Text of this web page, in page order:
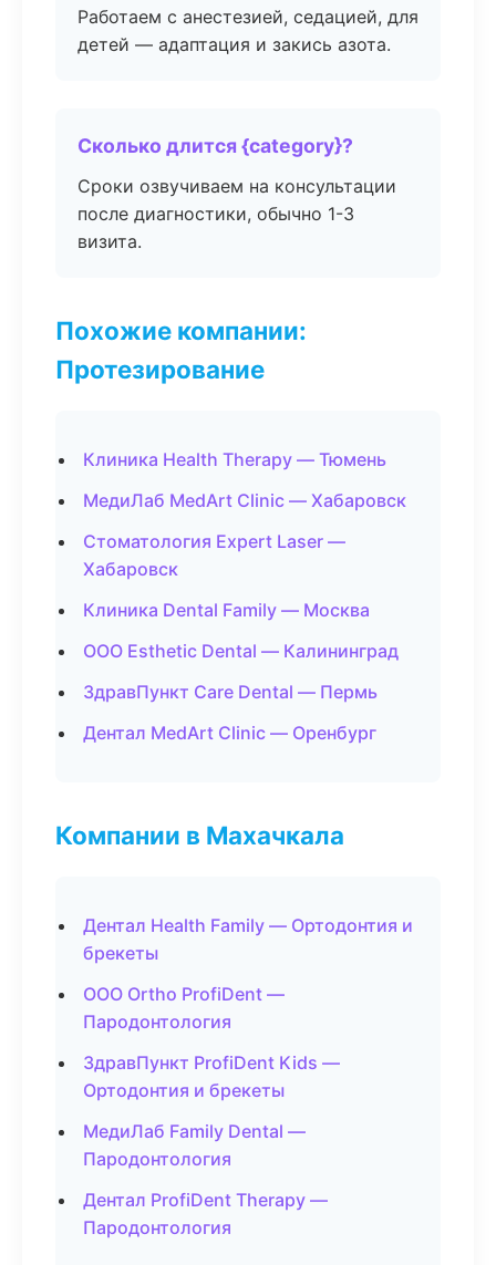
Работаем с анестезией, седацией, для
детей — адаптация и закись азота.
Сколько длится {category}?
Сроки озвучиваем на консультации
после диагностики, обычно 1-3
визита.
Похожие компании:
Протезирование
Клиника Health Therapy — Тюмень
МедиЛаб MedArt Clinic — Хабаровск
Стоматология Expert Laser —
Хабаровск
Клиника Dental Family — Москва
ООО Esthetic Dental — Калининград
ЗдравПункт Care Dental — Пермь
Дентал MedArt Clinic — Оренбург
Компании в Махачкала
Дентал Health Family — Ортодонтия и
брекеты
ООО Ortho ProfiDent —
Пародонтология
ЗдравПункт ProfiDent Kids —
Ортодонтия и брекеты
МедиЛаб Family Dental —
Пародонтология
Дентал ProfiDent Therapy —
Пародонтология